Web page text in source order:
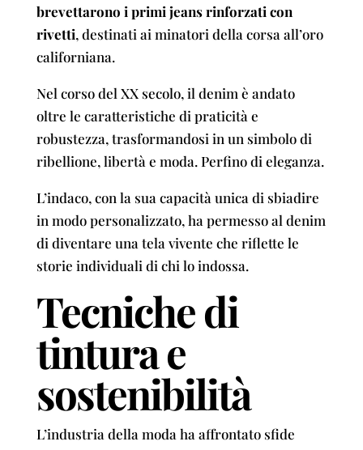
brevettarono i primi jeans rinforzati con
rivetti, destinati ai minatori della corsa all’oro
californiana.
Nel corso del XX secolo, il denim è andato
oltre le caratteristiche di praticità e
robustezza, trasformandosi in un simbolo di
ribellione, libertà e moda. Perfino di eleganza.
L’indaco, con la sua capacità unica di sbiadire
in modo personalizzato, ha permesso al denim
di diventare una tela vivente che riflette le
storie individuali di chi lo indossa.
Tecniche di
tintura e
sostenibilità
L’industria della moda ha affrontato sfide